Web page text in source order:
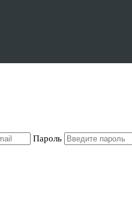
Пароль